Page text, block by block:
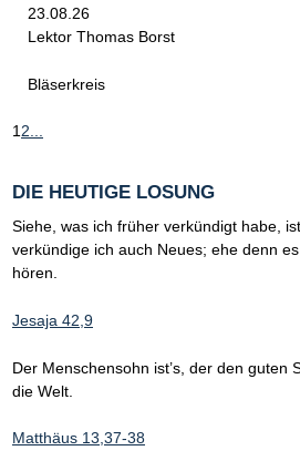
23.08.26
Lektor Thomas Borst
Bläserkreis
12...
DIE HEUTIGE LOSUNG
Siehe, was ich früher verkündigt habe,
verkündige ich auch Neues; ehe denn
hören.
Jesaja 42,9
Der Menschensohn ist’s, der den guten
die Welt.
Matthäus 13,37-38